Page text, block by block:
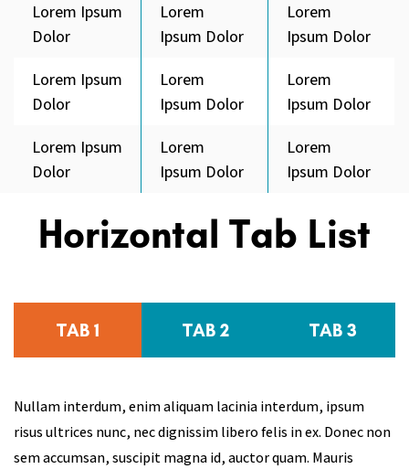
Lorem Ipsum
Dolor
Lorem
Ipsum Dolor
Lorem
Ipsum Dolor
Lorem Ipsum
Dolor
Lorem
Ipsum Dolor
Lorem
Ipsum Dolor
Lorem Ipsum
Dolor
Lorem
Ipsum Dolor
Lorem
Ipsum Dolor
Horizontal Tab List
TAB 1 TAB 2 TAB 3
Nullam interdum, enim aliquam lacinia interdum, ipsum
risus ultrices nunc, nec dignissim libero felis in ex. Donec non
sem accumsan, suscipit magna id, auctor quam. Mauris